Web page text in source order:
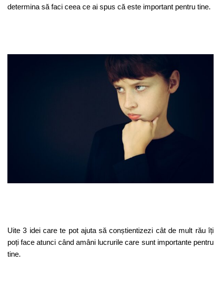
determina să faci ceea ce ai spus că este important pentru tine.
Uite 3 idei care te pot ajuta să conștientizezi cât de mult rău îți
poți face atunci când amâni lucrurile care sunt importante pentru
tine.